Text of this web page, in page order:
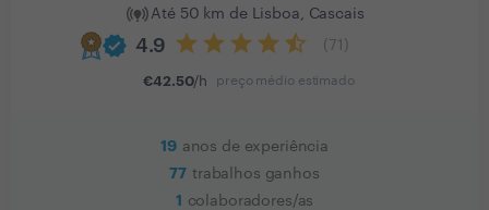
Até 50 km de Lisboa, Cascais
4.9 71
verified
€42.50/h preço médio estimado
19 anos de experiência
77 trabalhos ganhos
1
colaboradores/as